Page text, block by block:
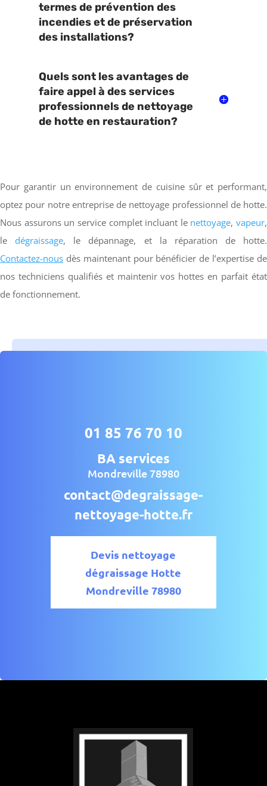
termes de prévention des
incendies et de préservation
des installations?
Quels sont les avantages de
faire appel à des services
professionnels de nettoyage
de hotte en restauration?
Pour garantir un environnement de cuisine sûr et performant,
optez pour notre entreprise de nettoyage professionnel de hotte.
Nous assurons un service complet incluant le nettoyage, vapeur,
le dégraissage, le dépannage, et la réparation de hotte.
Contactez-nous dès maintenant pour bénéficier de l’expertise de
nos techniciens qualifiés et maintenir vos hottes en parfait état
de fonctionnement.
01 85 76 70 10
BA services
Mondreville 78980
contact@degraissage-
nettoyage-hotte.fr
Devis nettoyage
dégraissage Hotte
Mondreville 78980